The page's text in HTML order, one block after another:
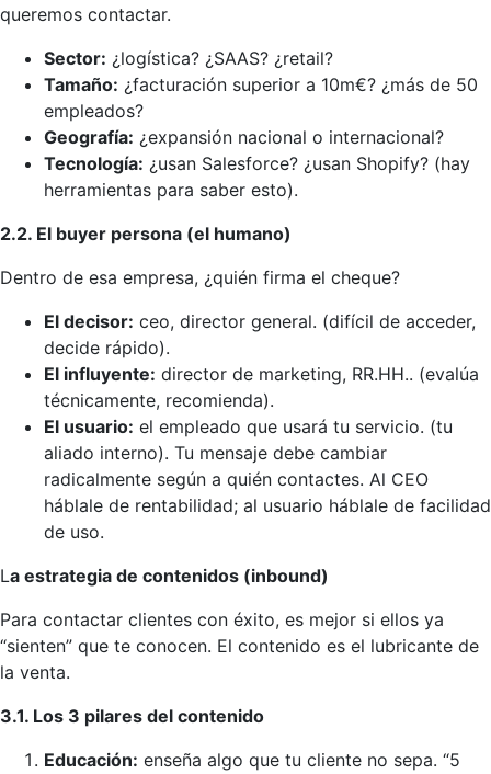
queremos contactar.
Sector: ¿logística? ¿SAAS? ¿retail?
Tamaño: ¿facturación superior a 10m€? ¿más de 50
empleados?
Geografía: ¿expansión nacional o internacional?
Tecnología: ¿usan Salesforce? ¿usan Shopify? (hay
herramientas para saber esto).
2.2. El buyer persona (el humano)
Dentro de esa empresa, ¿quién firma el cheque?
El decisor: ceo, director general. (difícil de acceder,
decide rápido).
El influyente: director de marketing, RR.HH.. (evalúa
técnicamente, recomienda).
El usuario: el empleado que usará tu servicio. (tu
aliado interno). Tu mensaje debe cambiar
radicalmente según a quién contactes. Al CEO
háblale de rentabilidad; al usuario háblale de facilidad
de uso.
La estrategia de contenidos (inbound)
Para contactar clientes con éxito, es mejor si ellos ya
“sienten” que te conocen. El contenido es el lubricante de
la venta.
3.1. Los 3 pilares del contenido
Educación: enseña algo que tu cliente no sepa. “5